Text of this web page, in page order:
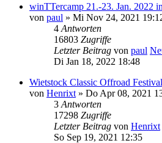
winTTercamp 21.-23. Jan. 2022
von paul » Mi Nov 24, 2021
4 Antworten
16803 Zugriffe
Letzter Beitrag von paul
Di Jan 18, 2022 18:48
Wietstock Classic Offroad
von Henrixt » Do Apr 08, 2021
3 Antworten
17298 Zugriffe
Letzter Beitrag von Henrixt
So Sep 19, 2021 12:35